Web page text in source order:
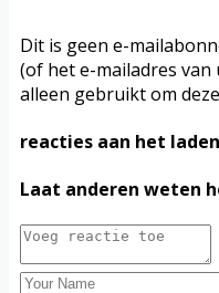
Dit is geen e-
(of het e-mailadres
alleen gebruikt om
reacties aan het
Laat anderen weten